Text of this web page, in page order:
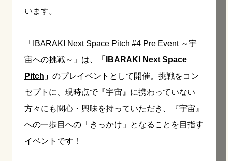
います。
「IBARAKI Next Space Pitch #4 Pre Event ～宇
宙への挑戦～」は、
「
IBARAKI Next Space
Pitch 」 のプレイベントとして開催。挑戦をコン
セプトに、現時点で『宇宙』に携わっていない
方々にも関心・興味を持っていただき、『宇宙』
への一歩目への「きっかけ」となることを目指す
イベントです！